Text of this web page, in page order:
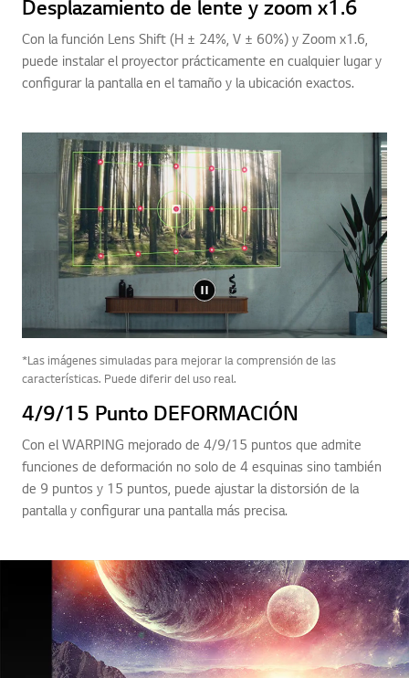
Desplazamiento de lente y zoom x1.6
Con la función Lens Shift (H ± 24%, V ± 60%) y Zoom x1.6,
puede instalar el proyector prácticamente en cualquier lugar y
configurar la pantalla en el tamaño y la ubicación exactos.
*Las imágenes simuladas para mejorar la comprensión de las
características. Puede diferir del uso real.
4/9/15 Punto DEFORMACIÓN
Con el WARPING mejorado de 4/9/15 puntos que admite
funciones de deformación no solo de 4 esquinas sino también
de 9 puntos y 15 puntos, puede ajustar la distorsión de la
pantalla y configurar una pantalla más precisa.